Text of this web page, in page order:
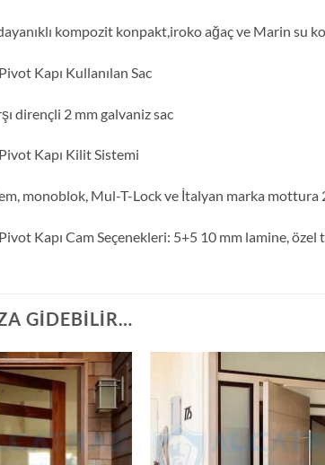
kompozit konpakt,iroko ağaç ve Marin su
Kapı Kullanılan Sac
dirençli 2 mm galvaniz sac
Kapı Kilit Sistemi
monoblok, Mul-T-Lock ve İtalyan marka
Kapı Cam Seçenekleri: 5+5 10 mm lamine, özel
GIDEBILIR…